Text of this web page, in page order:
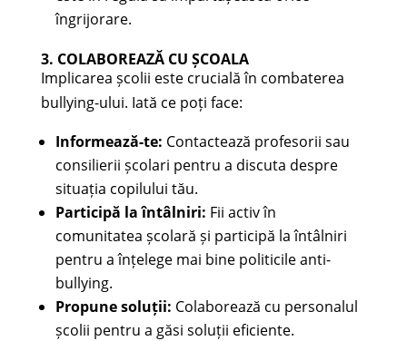
îngrijorare.
3. COLABOREAZĂ CU ȘCOALA
Implicarea școlii este crucială în combaterea
bullying-ului. Iată ce poți face:
Informează-te: Contactează profesorii sau
consilierii școlari pentru a discuta despre
situația copilului tău.
Participă la întâlniri: Fii activ în
comunitatea școlară și participă la întâlniri
pentru a înțelege mai bine politicile anti-
bullying.
Propune soluții: Colaborează cu personalul
școlii pentru a găsi soluții eficiente.